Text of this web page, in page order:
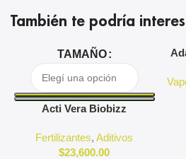
También te podría
TAMAÑO
Acti Vera Biobizz
Fertilizantes,Aditivos
$23,600.00